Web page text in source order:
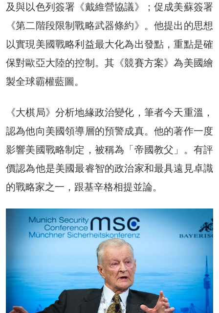
及與以色列簽署《戴維營協議》；促成美蘇簽署
《第二階段限制戰略武器條約》。他提出的思想
以實現美國戰略利益最大化為出發點，重點是確
保對歐亞大陸的控制。其《競賽方案》為美國繪
製全球霸權藍圖。
《大棋局》分析地緣政治變化，筆者今天重溫，
認為他向美國領導層的預警成真。他的著作一度
影響美國戰略制定，被稱為「帝國教父」。有評
價認為他是美國最睿智的政治家和最具遠見卓識
的戰略家之一，跟基辛格相提並論。